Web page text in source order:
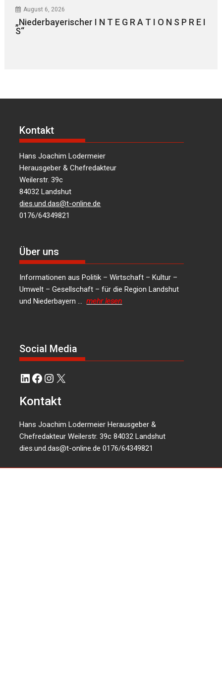
August 6, 2026
„Niederbayerischer I N T E G R A T I O N S P R E I
S“
Kontakt
Hans Joachim Lodermeier
Herausgeber & Chefredakteur
Weilerstr. 39c
84032 Landshut
dies.und.das@t-online.de
0176/64349821
Über uns
Informationen aus Politik – Wirtschaft – Kultur –
Umwelt – Gesellschaft – für die Region Landshut
und Niederbayern …mehr lesen
Social Media
LinkedIn
Facebook
Instagram
X
Kontakt
Hans Joachim Lodermeier Herausgeber &
Chefredakteur Weilerstr. 39c 84032 Landshut
dies.und.das@t-online.de 0176/64349821